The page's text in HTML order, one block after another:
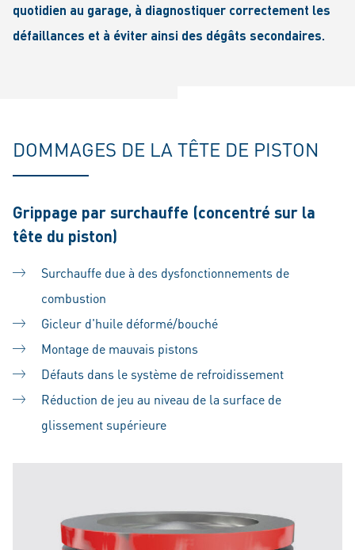
quotidien au garage, à diagnostiquer correctement les
défaillances et à éviter ainsi des dégâts secondaires.
DOMMAGES DE LA TÊTE DE PISTON
Grippage par surchauffe (concentré sur la
tête du piston)
Surchauffe due à des dysfonctionnements de
combustion
Gicleur d'huile déformé/bouché
Montage de mauvais pistons
Défauts dans le système de refroidissement
Réduction de jeu au niveau de la surface de
glissement supérieure